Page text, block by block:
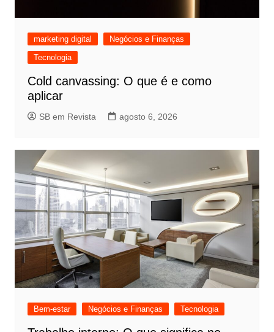
marketing digital
Negócios e Finanças
Tecnologia
Cold canvassing: O que é e como
aplicar
SB em Revista agosto 6, 2026
Bem-estar Negócios e Finanças Tecnologia